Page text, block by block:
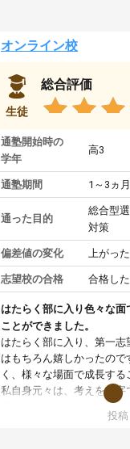
オンライン校
生徒
総合評価
通塾開始時の
学年
高3
通塾期間 1～3ヵ月
通った目的
総合型
対策
偏差値の変化 上がった
志望校の合格 合格した
はたらく部に入り色々な面
ことができました。
はたらく部に入り、第一
はもちろん嬉しかったので
く、様々な場面で成長する
私自身元々は、考えを文字
意だったのですが、人前で
ケーションをとることが
投稿